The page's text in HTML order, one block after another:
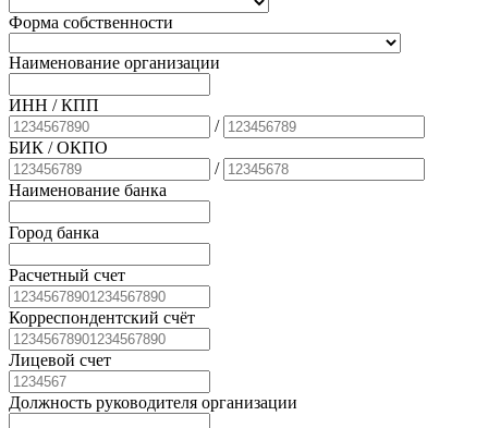
Форма собственности
Наименование организации
ИНН / КПП
/
БИК / ОКПО
/
Наименование банка
Город банка
Расчетный счет
Корреспондентский счёт
Лицевой счет
Должность руководителя организации